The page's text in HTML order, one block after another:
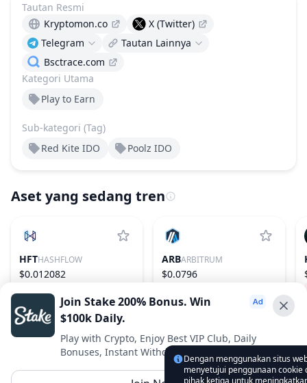
Kategori Utama
Play to Earn
Sub-kategori (Tag)
Red Kite IDO
Poolz IDO
Tautan Resmi
Kryptomon.co
X (Twitter)
Telegram
Tautan Lainnya
Bsctrace.com
Aset yang sedang tren
HFTHASHFLOW
$0.012082
ARBARBITRUM
$0.0796
Advertise With Us ⭐️
Interested in advertising? Reach us out
DropsTab.com
Dengan menggunakan situs
menyetujui penggunaan
pihak ketiga untuk
Join Stake 200% Bonus. Win
$100k Daily.
Play with Crypto, Enjoy Best VIP Club, Daily
Bonuses, Instant Withdrawals.